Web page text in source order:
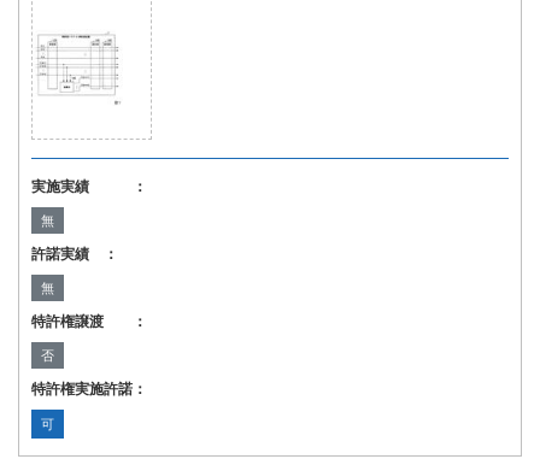
実施実績 ：
無
許諾実績 ：
無
特許権譲渡 ：
否
特許権実施許諾：
可